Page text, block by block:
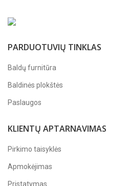
PARDUOTUVIŲ TINKLAS
Baldų furnitūra
Baldinės plokštės
Paslaugos
KLIENTŲ APTARNAVIMAS
Pirkimo taisyklės
Apmokėjimas
Pristatymas